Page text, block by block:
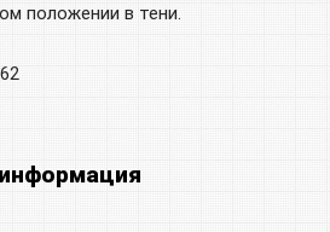
положении в тени.